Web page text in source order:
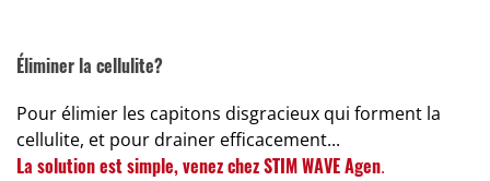
Éliminer la cellulite?
Pour élimier les capitons disgracieux qui forment la
cellulite, et pour drainer efficacement...
La solution est simple, venez chez STIM WAVE Agen.